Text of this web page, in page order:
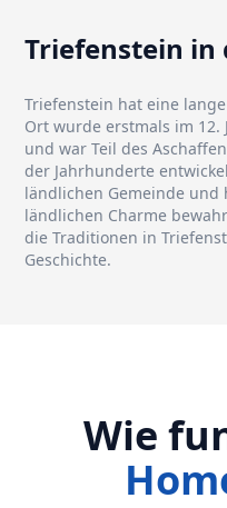
Triefenstein in
Triefenstein hat eine
Ort wurde erstmals im
und war Teil des
der Jahrhunderte
ländlichen Gemeinde und
ländlichen Charme
die Traditionen in
Geschichte.
Wie